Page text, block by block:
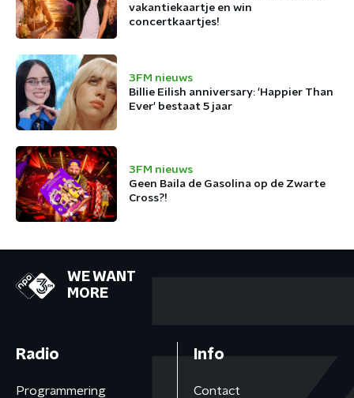
vakantiekaartje en win
concertkaartjes!
3FM nieuws
Billie Eilish anniversary: 'Happier Than
Ever' bestaat 5 jaar
3FM nieuws
Geen Baila de Gasolina op de Zwarte
Cross?!
WE WANT
MORE
Radio
Programmering
Info
Contact